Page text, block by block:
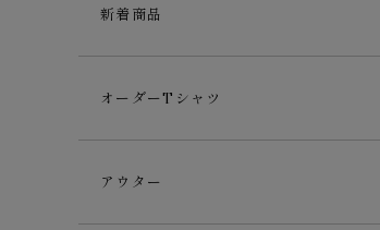
新着商品
オーダーTシャツ
アウター